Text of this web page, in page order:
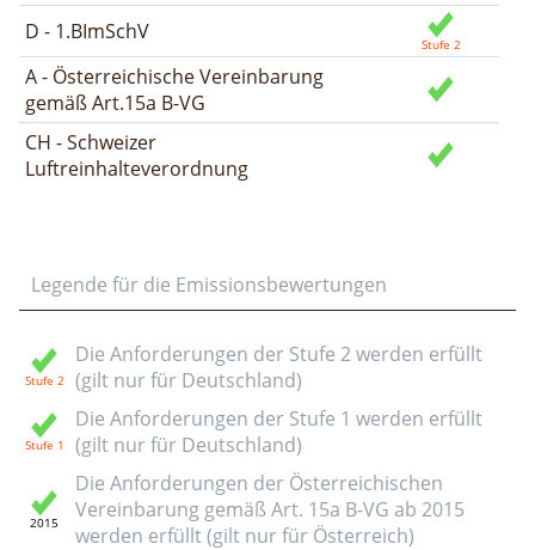
D - 1.BImSchV
A - Österreichische Vereinbarung
gemäß Art.15a B-VG
CH - Schweizer
Luftreinhalteverordnung
Legende für die Emissionsbewertungen
Die Anforderungen der Stufe 2 werden erfüllt
(gilt nur für Deutschland)
Die Anforderungen der Stufe 1 werden erfüllt
(gilt nur für Deutschland)
Die Anforderungen der Österreichischen
Vereinbarung gemäß Art. 15a B-VG ab 2015
werden erfüllt (gilt nur für Österreich)